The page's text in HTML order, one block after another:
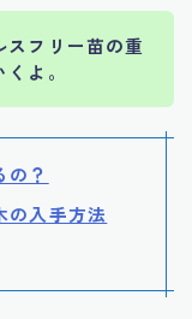
フリー苗の重
よ。
の？
の入手方法